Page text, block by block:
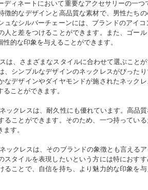
ディネートにおいて重要なアクセサリーの一つ
徴的なデザインと高品質な素材で、男性たち
ュなシルバーチェーンには、ブランドのアイコ
人と差をつけることができます。また、ゴー
性的な印象を与えることができます。
は、さまざまなスタイルに合わせて選ぶこと
、シンプルなデザインのネックレスがぴった
なデザインやダイヤモンドが施されたネック
ことができます。
ックレスは、耐久性にも優れています。高品
ることができます。そのため、一つ持ってい
す。
ックレスは、そのブランドの象徴とも言える
スタイルを表現したいという方には特におす
ることで、自信を持ち、より魅力的な印象を